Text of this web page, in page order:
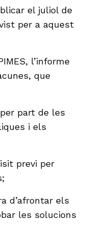
el juliol de
per a aquest
l’informe
que
part de les
i els
previ per
d’afrontar els
les solucions